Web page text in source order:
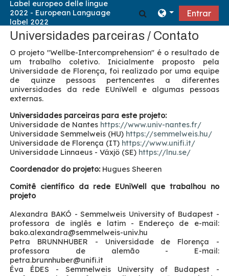
Ir para o conteúdo principal
Alternar aEntrar
Universidades parceiras / Contato
O projeto "Wellbe-Intercomprehension" é o resultado de
um trabalho coletivo. Inicialmente proposto pela
Universidade de Florença, foi realizado por uma equipe
de quinze pessoas pertencentes a diferentes
universidades da rede EUniWell e algumas pessoas
externas.
Universidades parceiras para este projeto:
Universidade de Nantes https://www.univ-nantes.fr/
Universidade Semmelweis (HU) https://semmelweis.hu/
Universidade de Florença (IT) https://www.unifi.it/
Universidade Linnaeus - Växjö (SE) https://lnu.se/
Coordenador do projeto: Hugues Sheeren
Comitê científico da rede EUniWell que trabalhou no
projeto
Alexandra BAKÓ - Semmelweis University of Budapest -
professora de inglês e latim - Endereço de e-mail:
bako.alexandra@semmelweis-univ.hu
Petra BRUNNHUBER - Universidade de Florença -
professora de alemão - E-mail:
petra.brunnhuber@unifi.it
Éva ÉDES - Semmelweis University of Budapest -